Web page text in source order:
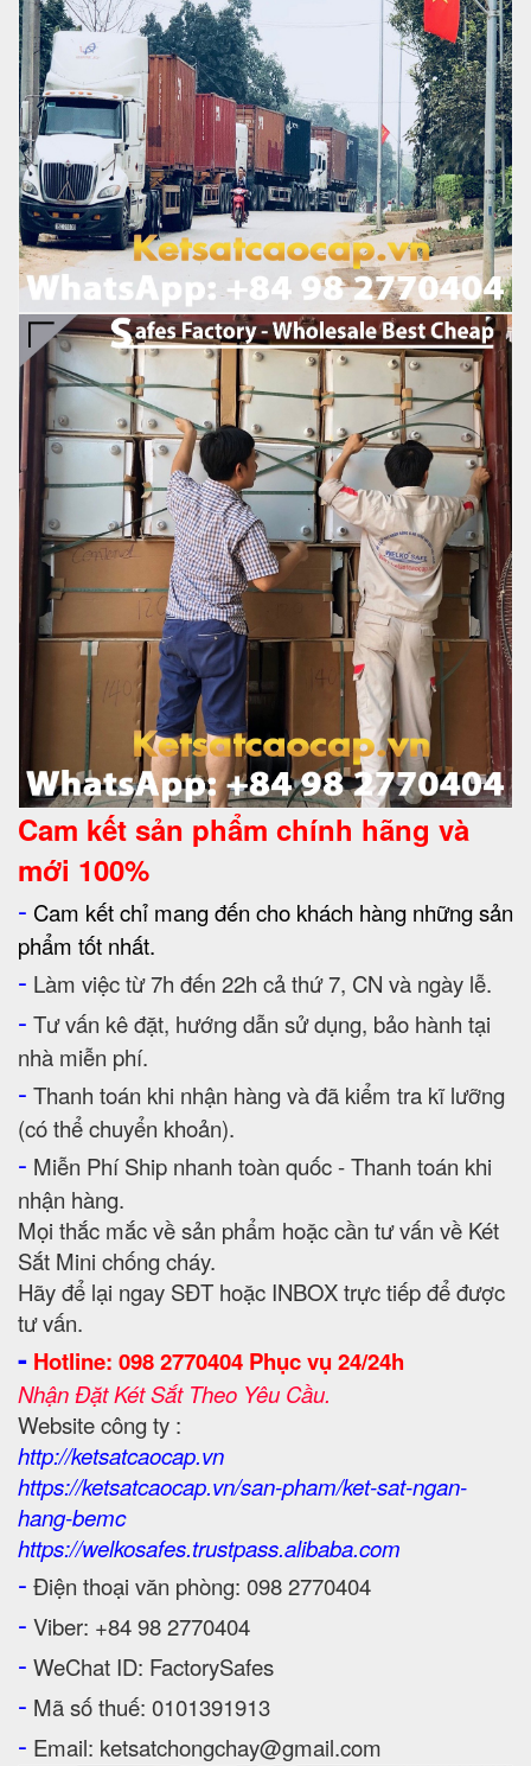
Cam kết sản phẩm chính hãng và
mới 100%
- Cam kết chỉ mang đến cho khách hàng những sản
phẩm tốt nhất.
- Làm việc từ 7h đến 22h cả thứ 7, CN và ngày lễ.
- Tư vấn kê đặt, hướng dẫn sử dụng, bảo hành tại
nhà miễn phí.
- Thanh toán khi nhận hàng và đã kiểm tra kĩ lưỡng
(có thể chuyển khoản).
- Miễn Phí Ship nhanh toàn quốc - Thanh toán khi
nhận hàng.
Mọi thắc mắc về sản phẩm hoặc cần tư vấn về Két
Sắt Mini chống cháy.
Hãy để lại ngay SĐT hoặc INBOX trực tiếp để được
tư vấn.
- Hotline: 098 2770404 Phục vụ 24/24h
Nhận Đặt Két Sắt Theo Yêu Cầu.
Website công ty :
http://ketsatcaocap.vn
https://ketsatcaocap.vn/san-pham/ket-sat-ngan-
hang-bemc
https://welkosafes.trustpass.alibaba.com
- Điện thoại văn phòng: 098 2770404
- Viber: +84 98 2770404
- WeChat ID: FactorySafes
- Mã số thuế: 0101391913
- Email: ketsatchongchay@gmail.com